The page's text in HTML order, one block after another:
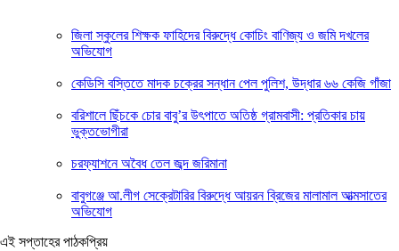
জিলা স্কুলের শিক্ষক ফাহিদের বিরুদ্ধে কোচিং বাণিজ্য ও জমি দখলের
অভিযোগ
কেডিসি বস্তিতে মাদক চক্রের সন্ধান পেল পুলিশ, উদ্ধার ৬৬ কেজি গাঁজা
বরিশালে ছিঁচকে চোর বাবু’র উৎপাতে অতিষ্ঠ গ্রামবাসী: প্রতিকার চায়
ভুক্তভোগীরা
চরফ্যাশনে অবৈধ তেল জব্দ জরিমানা
বাবুগঞ্জে আ.লীগ সেক্রেটারির বিরুদ্ধে আয়রন ব্রিজের মালামাল আত্মসাতের
অভিযোগ
এই সপ্তাহের পাঠকপ্রিয়